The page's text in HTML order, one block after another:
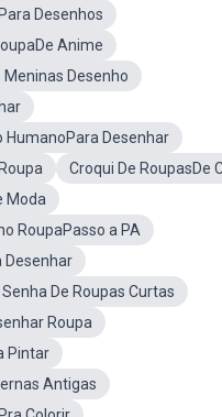
Desenhos
Anime
Meninas Desenho
HumanoPara Desenhar
Croqui De RoupasDe
Moda
RoupaPasso a PA
Desenhar
De Roupas Curtas
Roupa
Pintar
Antigas